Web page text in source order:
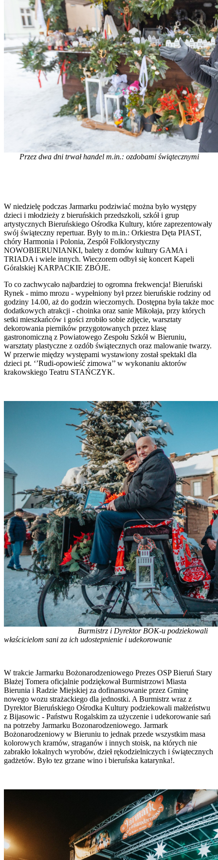
Przez dwa dni trwał handel m.in.: ozdobami świątecznymi
W niedzielę podczas Jarmarku podziwiać można było występy
dzieci i młodzieży z bieruńskich przedszkoli, szkół i grup
artystycznych Bieruńskiego Ośrodka Kultury, które zaprezentowały
swój świąteczny repertuar. Były to m.in.: Orkiestra Dęta PIAST,
chóry Harmonia i Polonia, Zespół Folklorystyczny
NOWOBIERUNIANKI, balety z domów kultury GAMA i
TRIADA i wiele innych. Wieczorem odbył się koncert Kapeli
Góralskiej KARPACKIE ZBÓJE.
To co zachwycało najbardziej to ogromna frekwencja! Bieruński
Rynek - mimo mrozu - wypełniony był przez bieruńskie rodziny od
godziny 14.00, aż do godzin wieczornych. Dostępna była także moc
dodatkowych atrakcji - choinka oraz sanie Mikołaja, przy których
setki mieszkańców i gości zrobiło sobie zdjęcie, warsztaty
dekorowania pierników przygotowanych przez klasę
gastronomiczną z Powiatowego Zespołu Szkół w Bieruniu,
warsztaty plastyczne z ozdób świątecznych oraz malowanie twarzy.
W przerwie między występami wystawiony został spektakl dla
dzieci pt. ‘’Rudi-opowieść zimowa’’ w wykonaniu aktorów
krakowskiego Teatru STAŃCZYK.
Burmistrz i Dyrektor BOK-u podziekowali
właścicielom sani za ich udostepnienie i udekorowanie
W trakcie Jarmarku Bożonarodzeniowego Prezes OSP Bieruń Stary
Błażej Tomera oficjalnie podziękował Burmistrzowi Miasta
Bierunia i Radzie Miejskiej za dofinansowanie przez Gminę
nowego wozu strażackiego dla jednostki. A Burmistrz wraz z
Dyrektor Bieruńskiego Ośrodka Kultury podziekowali małżeństwu
z Bijasowic - Państwu Rogalskim za użyczenie i udekorowanie sań
na potrzeby Jarmarku Bozonarodzeniowego. Jarmark
Bożonarodzeniowy w Bieruniu to jednak przede wszystkim masa
kolorowych kramów, straganów i innych stoisk, na których nie
zabrakło lokalnych wyrobów, dzieł rękodzielniczych i świątecznych
gadżetów. Było tez grzane wino i bieruńska katarynka!.